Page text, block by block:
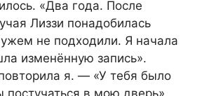
«Два года. После
Лиззи понадобилась
не подходили. Я начала
изменённую запись».
я. — «У тебя было